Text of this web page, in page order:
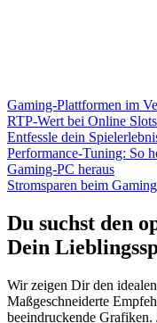
Gaming-Plattformen im
RTP-Wert bei Online
Entfessle dein
Performance-Tuning: So
Gaming-PC heraus
Stromsparen beim
Du suchst den
Dein
Wir zeigen Dir den
Maßgeschneiderte
beeindruckende Grafiken.